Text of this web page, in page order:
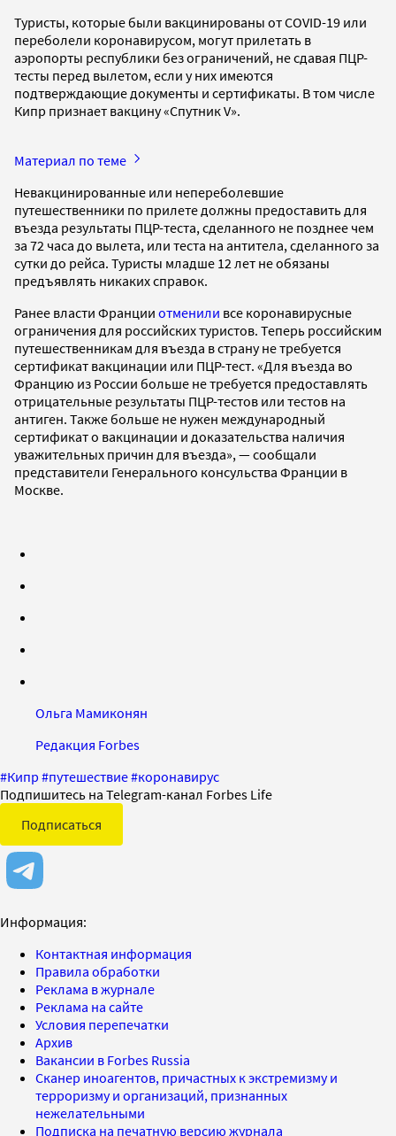
Туристы, которые были вакцинированы от COVID-19 или
переболели коронавирусом, могут прилетать в
аэропорты республики без ограничений, не сдавая ПЦР-
тесты перед вылетом, если у них имеются
подтверждающие документы и сертификаты. В том числе
Кипр признает вакцину «Спутник V».
Материал по теме
Невакцинированные или непереболевшие
путешественники по прилете должны предоставить для
въезда результаты ПЦР-теста, сделанного не позднее чем
за 72 часа до вылета, или теста на антитела, сделанного за
сутки до рейса. Туристы младше 12 лет не обязаны
предъявлять никаких справок.
Ранее власти Франции отменили все коронавирусные
ограничения для российских туристов. Теперь российским
путешественникам для въезда в страну не требуется
сертификат вакцинации или ПЦР-тест. «Для въезда во
Францию из России больше не требуется предоставлять
отрицательные результаты ПЦР-тестов или тестов на
антиген. Также больше не нужен международный
сертификат о вакцинации и доказательства наличия
уважительных причин для въезда», — сообщали
представители Генерального консульства Франции в
Москве.
Ольга Мамиконян
Редакция Forbes
#Кипр #путешествие#коронавирус
Подпишитесь на Telegram-канал Forbes Life
Подписаться
Информация:
Контактная информация
Правила обработки
Реклама в журнале
Реклама на сайте
Условия перепечатки
Архив
Вакансии в Forbes Russia
Сканер иноагентов, причастных к экстремизму и
терроризму и организаций, признанных
нежелательными
Подписка на печатную версию журнала